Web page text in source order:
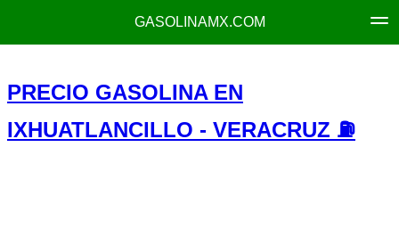
GASOLINAMX.COM
PRECIO GASOLINA EN
IXHUATLANCILLO - VERACRUZ ⛽